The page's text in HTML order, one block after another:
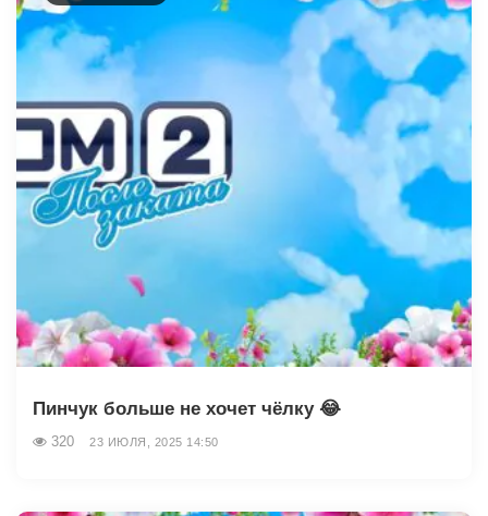
Пинчук больше не хочет чёлку 😂
320 23 ИЮЛЯ, 2025 14:50